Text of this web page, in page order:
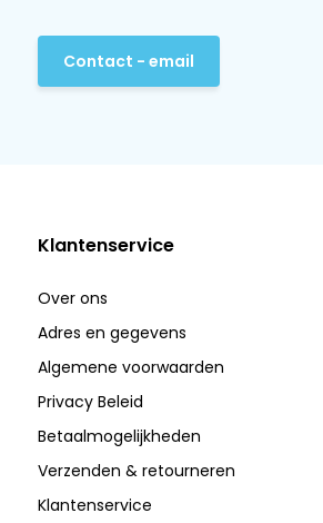
Contact - email
Klantenservice
Over ons
Adres en gegevens
Algemene voorwaarden
Privacy Beleid
Betaalmogelijkheden
Verzenden & retourneren
Klantenservice